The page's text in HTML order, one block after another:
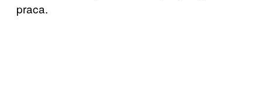
praca.